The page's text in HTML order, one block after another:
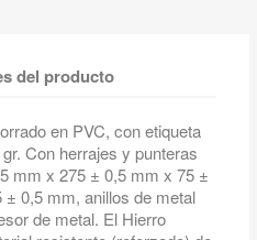
del producto
en PVC, con etiqueta
Con herrajes y punteras
mm x 275 ± 0,5 mm x 75 ±
0,5 mm, anillos de metal
de metal. El Hierro